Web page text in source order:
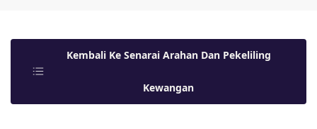
Kembali Ke Senarai Arahan Dan Pekeliling
Kewangan